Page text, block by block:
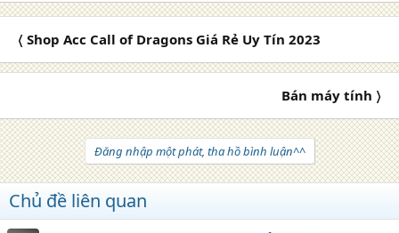
〈 Shop Acc Call of Dragons Giá Rẻ Uy Tín 2023
Bán máy tính 〉
Đăng nhập một phát, tha hồ bình luận^^
Chủ đề liên quan